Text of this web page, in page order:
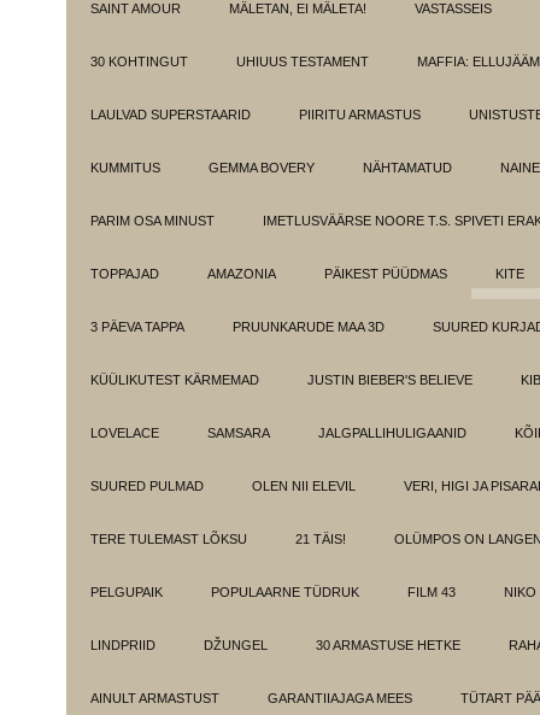
SAINT AMOUR MÄLETAN, EI MÄLETA! VASTASSEIS
30 KOHTINGUT UHIUUS TESTAMENT MAFFIA:
LAULVAD SUPERSTAARID PIIRITU ARMASTUS
KUMMITUS GEMMA BOVERY NÄHTAMATUD
PARIM OSA MINUST IMETLUSVÄÄRSE NOORE T.S. SPIVETI
TOPPAJAD AMAZONIA PÄIKEST PÜÜDMAS KITE
3 PÄEVA TAPPA PRUUNKARUDE MAA 3D SUURED
KÜÜLIKUTEST KÄRMEMAD JUSTIN BIEBER'S BELIEVE
LOVELACE SAMSARA JALGPALLIHULIGAANID
SUURED PULMAD OLEN NII ELEVIL VERI, HIGI JA
TERE TULEMAST LÕKSU 21 TÄIS! OLÜMPOS ON
PELGUPAIK POPULAARNE TÜDRUK FILM 43 NIKO
LINDPRIID DŽUNGEL 30 ARMASTUSE HETKE
AINULT ARMASTUST GARANTIIAJAGA MEES TÜTART